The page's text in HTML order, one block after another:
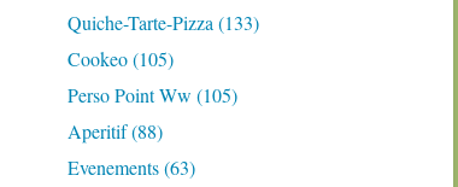
Quiche-Tarte-Pizza (133)
Cookeo (105)
Perso Point Ww (105)
Aperitif (88)
Evenements (63)